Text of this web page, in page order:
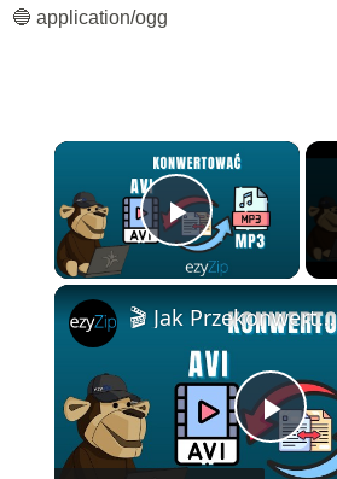
🔵 application/ogg
×
Play
🎬 Jak Przekonwertować AVI na MP3 Online Za Darmo | Bez Instalacji Oprogramowania